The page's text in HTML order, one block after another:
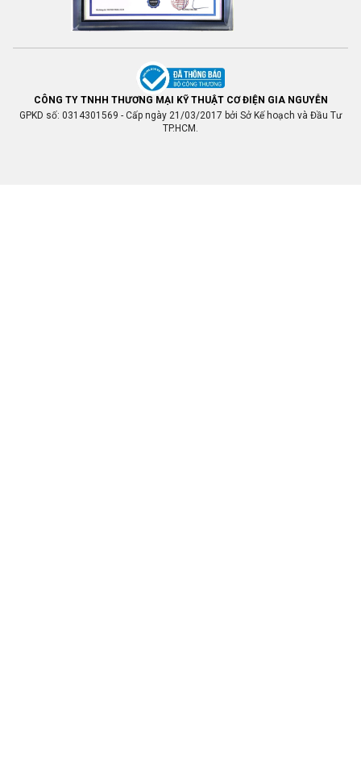
CÔNG TY TNHH THƯƠNG MẠI KỸ THUẬT CƠ ĐIỆN GIA NGUYỄN
GPKD số: 0314301569 - Cấp ngày 21/03/2017 bởi Sở Kế hoạch và Đầu Tư
TP.HCM.